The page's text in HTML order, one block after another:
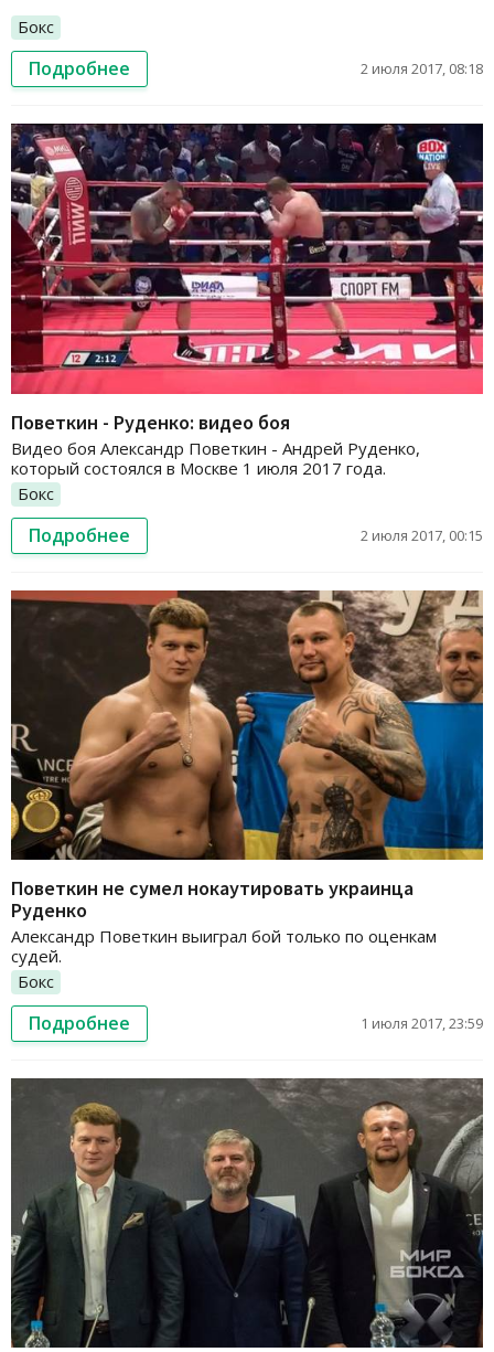
Бокс
Подробнее 2 июля 2017, 08:18
Поветкин - Руденко: видео боя
Видео боя Александр Поветкин - Андрей Руденко,
который состоялся в Москве 1 июля 2017 года.
Бокс
Подробнее 2 июля 2017, 00:15
Поветкин не сумел нокаутировать украинца
Руденко
Александр Поветкин выиграл бой только по оценкам
судей.
Бокс
Подробнее 1 июля 2017, 23:59